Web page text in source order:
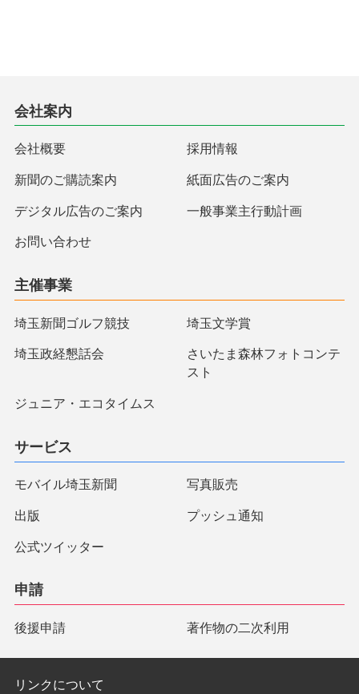
会社案内
会社概要 採用情報
新聞のご購読案内 紙面広告のご案内
デジタル広告のご案内 一般事業主行動計画
お問い合わせ
主催事業
埼玉新聞ゴルフ競技 埼玉文学賞
埼玉政経懇話会
さいたま森林フォトコンテ
スト
ジュニア・エコタイムス
サービス
モバイル埼玉新聞 写真販売
出版 プッシュ通知
公式ツイッター
申請
後援申請 著作物の二次利用
リンクについて